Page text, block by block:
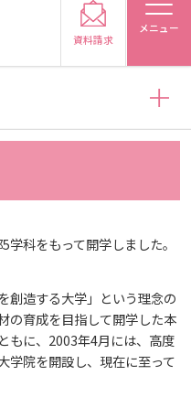
メニュー
の方
卒業生の方
採用担当の方
資料請求
科をもって開学しました。
創造する大学」という理念の
の育成を目指して開学した本
もに、2003年4月には、高度
学院を開設し、現在に至って
について